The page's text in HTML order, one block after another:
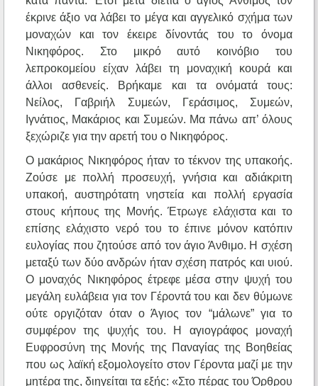
έκρινε άξιο να λάβει το μέγα και αγγελικό σχήμα των
μοναχών και τον έκειρε δίνοντάς του το όνομα
Νικηφόρος. Στο μικρό αυτό κοινόβιο του
λεπροκομείου είχαν λάβει τη μοναχική κουρά και
άλλοι ασθενείς. Βρήκαμε και τα ονόματά τους:
Νείλος, Γαβριήλ Συμεών, Γεράσιμος, Συμεών,
Ιγνάτιος, Μακάριος και Συμεών. Μα πάνω απ’ όλους
ξεχώριζε για την αρετή του ο Νικηφόρος.
Ο μακάριος Νικηφόρος ήταν το τέκνον της υπακοής.
Ζούσε με πολλή προσευχή, γνήσια και αδιάκριτη
υπακοή, αυστηρότατη νηστεία και πολλή εργασία
στους κήπους της Μονής. Έτρωγε ελάχιστα και το
επίσης ελάχιστο νερό του το έπινε μόνον κατόπιν
ευλογίας που ζητούσε από τον άγιο Άνθιμο. Η σχέση
μεταξύ των δύο ανδρών ήταν σχέση πατρός και υιού.
Ο μοναχός Νικηφόρος έτρεφε μέσα στην ψυχή του
μεγάλη ευλάβεια για τον Γέροντά του και δεν θύμωνε
ούτε οργιζόταν όταν ο Άγιος τον “μάλωνε” για το
συμφέρον της ψυχής του. Η αγιογράφος μοναχή
Ευφροσύνη της Μονής της Παναγίας της Βοηθείας
που ως λαϊκή εξομολογείτο στον Γέροντα μαζί με την
μητέρα της, διηγείται τα εξής: «Στο πέρας του Όρθρου